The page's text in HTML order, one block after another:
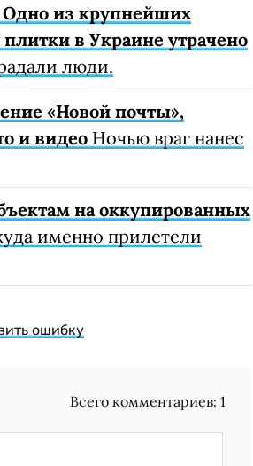
Одно из крупнейших
в Украине утрачено
люди.
«Новой почты»,
и видео Ночью враг нанес
на оккупированных
именно прилетели
ошибку
Всего комментариев:1